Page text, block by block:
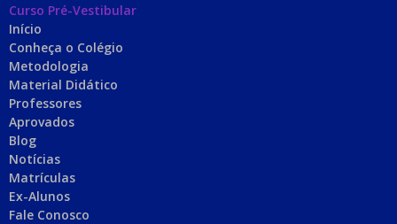
Curso Pré-Vestibular
Início
Conheça o Colégio
Metodologia
Material Didático
Professores
Aprovados
Blog
Notícias
Matrículas
Ex-Alunos
Fale Conosco